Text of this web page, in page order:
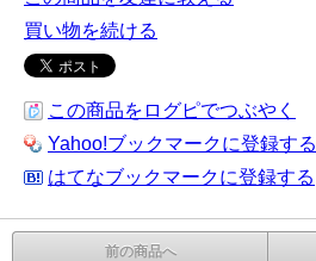
買い物を続ける
この商品をログピでつぶやく
Yahoo!ブックマークに登録する
はてなブックマークに登録する
前の商品へ